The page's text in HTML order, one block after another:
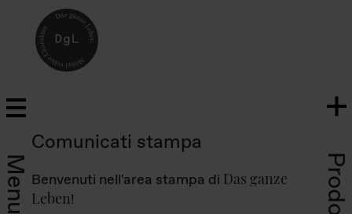
Menu
Comunicati stampa
Benvenuti nell'area stampa di Das ganze
Leben!